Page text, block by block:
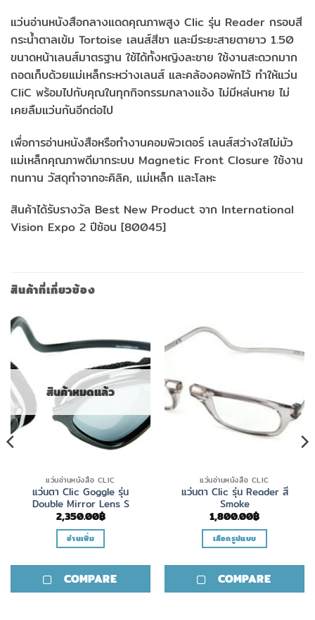
แว่นอ่านหนังสือกลางแดดคุณภาพสูง Clic รุ่น Reader กรอบสี
กระน้ำตาลเข้ม Tortoise เลนส์สีชา และมีระยะสายตายาว 1.50
ขนาดหน้าเลนส์มาตรฐาน ใช้ได้ทั้งหญิงละชาย ใช้งานสะดวกมาก
ถอดเก็บด้วยแม่เหล็กระหว่างเลนส์ และคล้องคอพักไว้ ทำให้แว่น
CliC พร้อมไปกับคุณในทุกกิจกรรมกลางแจ้ง ไม่มีหล่นหาย ไม่
เคยลืมแว่นกันอีกต่อไป
เพื่อการอ่านหนังสือหรือทำงานคอมพิวเตอร์ เลนส์สว่างใสไม่มัว
แม่เหล็กคุณภาพดีมากระบบ Magnetic Front Closure ใช้งาน
ทนทาน วัสดุทำจากอะคิลิค, แม่เหล็ก และโลหะ
สินค้าได้รับรางวัล Best New Product จาก International
Vision Expo 2 ปีซ้อน [80045]
สินค้าที่เกี่ยวข้อง
สินค้าหมดแล้ว
แว่นอ่านหนังสือ CLIC
แว่นตา Clic Goggle รุ่น
Double Mirror Lens S
2,350.00฿
อ่านเพิ่ม
COMPARE
แว่นอ่านหนังสือ CLIC
แว่นตา Clic รุ่น Reader สี
Smoke
1,800.00฿
เลือกรูปแบบ
product
has
COMPARE